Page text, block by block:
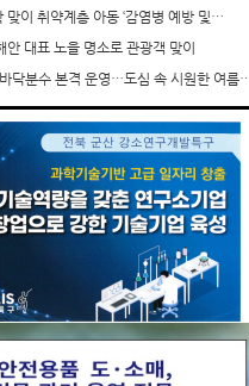
맞이 취약계층 아동 ‘감염병 예방 및…
안 대표 노을 명소로 관광객 맞이
닥분수 본격 운영…도심 속 시원한 여름